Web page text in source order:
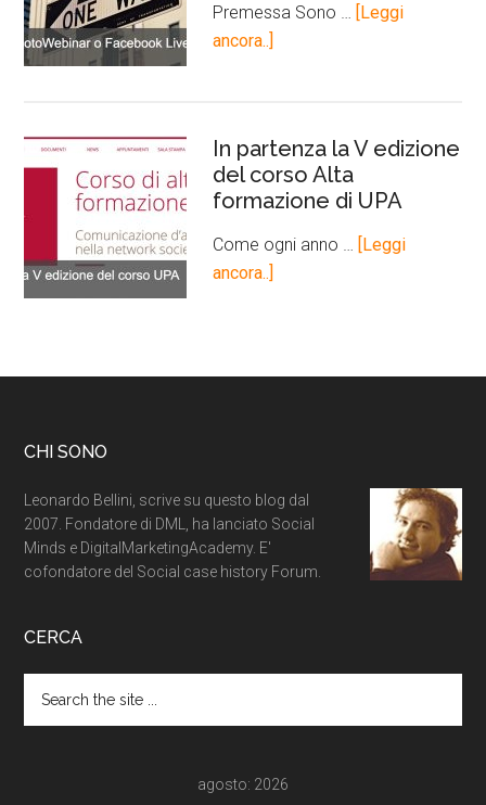
Premessa Sono … [Leggi
ancora..]
In partenza la V edizione
del corso Alta
formazione di UPA
Come ogni anno … [Leggi
ancora..]
CHI SONO
Leonardo Bellini, scrive su questo blog dal
2007. Fondatore di DML, ha lanciato Social
Minds e DigitalMarketingAcademy. E'
cofondatore del Social case history Forum.
CERCA
agosto: 2026